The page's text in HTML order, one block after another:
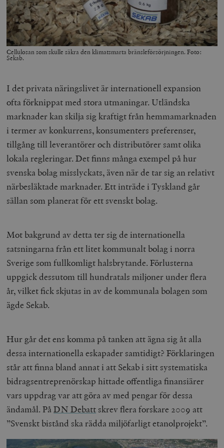
Cellulosan som skulle säkra den klimatsmarta bränsleförsörjningen. Foto:
Sekab.
I det privata näringslivet är internationell expansion
ofta förknippat med stora utmaningar. Utländska
marknader kan skilja sig kraftigt från hemmamarknaden
i termer av konkurrens, konsumenters preferenser,
tillgång till leverantörer och distributörer samt olika
lokala regleringar. Det finns många exempel på hur
svenska bolag misslyckats, även när de tar sig an relativt
närbesläktade marknader. Ett inträde i Tyskland går
sällan som planerat för ett svenskt bolag.
Mot bakgrund av detta ter sig de internationella
satsningarna från ett litet kommunalt bolag i norra
Sverige som fullkomligt halsbrytande. Förlusterna
uppgick dessutom till hundratals miljoner under flera
år, vilket fick skjutas in av de kommunala bolagen som
ägde Sekab.
Hur går det ens komma på tanken att ägna sig åt alla
dessa internationella eskapader samtidigt? Förklaringen
står att finna bland annat i att Sekab i sitt systematiska
bidragsentreprenörskap hittade offentliga finansiärer
vars uppdrag var att göra av med pengar för dessa
ändamål. PåDN Debatt skrev flera forskare 2009 att
”Svenskt bistånd ska rädda miljöfarligt etanolprojekt”.